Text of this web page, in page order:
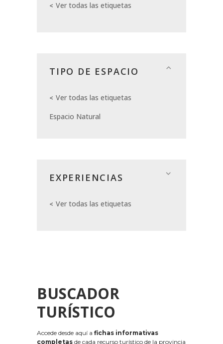
Ver todas las etiquetas
TIPO DE ESPACIO
Ver todas las etiquetas
Espacio Natural
EXPERIENCIAS
Ver todas las etiquetas
BUSCADOR
TURÍSTICO
Accede desde aquí a fichas informativas
completas de cada recurso turístico de la provincia